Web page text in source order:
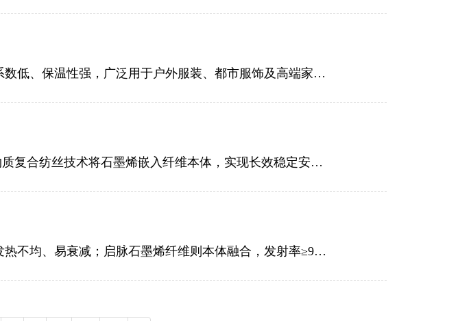
热湃气凝胶纤维源自航天科技，轻盈保暖、抑菌耐洗，导热系数低、保温性强，广泛用于户外服装、都市服饰及高端家纺。
市面石墨烯面料多为涂层易衰减，启脉®超导纤维以专利生物质复合纺丝技术将石墨烯嵌入纤维本体，实现长效稳定安全的多功能集成。
市面上远红外保暖面料分两类：传统陶瓷纤维靠表层掺杂，发热不均、易衰减；启脉石墨烯纤维则本体融合，发射率≥90%，精准释放6-14μm生命光波，深层共振、耐洗耐用、体感温和持久。